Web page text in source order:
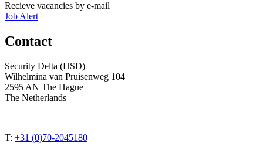
Recieve vacancies by e-mail
Job Alert
Contact
Security Delta (HSD)
Wilhelmina van Pruisenweg 104
2595 AN The Hague
The Netherlands
T: +31 (0)70-2045180